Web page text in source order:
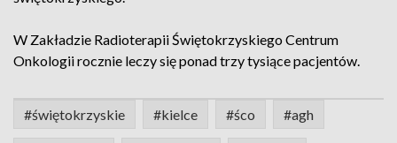
W Zakładzie Radioterapii Świętokrzyskiego Centrum
Onkologii rocznie leczy się ponad trzy tysiące pacjentów.
#świętokrzyskie #kielce #śco #agh